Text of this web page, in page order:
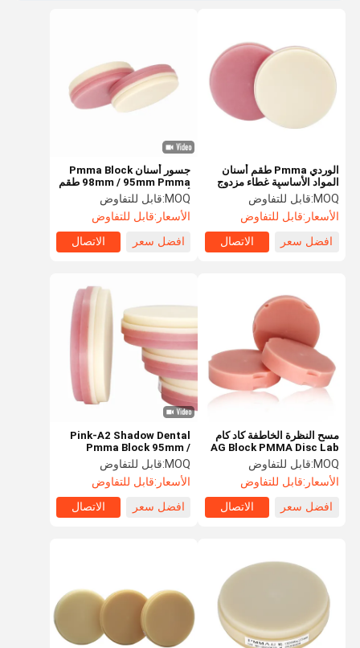
الوردي Pmma طقم أسنان
المواد الأساسية غطاء مزدوج
PMMA تاج الأسنان
MOQ: قابل للتفاوض
الأسعار:قابل للتفاوض
افضل سعر
الاتصال
جسور أسنان Pmma Block
98mm / 95mm Pmma طقم
أسنان وردي- A2
MOQ: قابل للتفاوض
الأسعار:قابل للتفاوض
افضل سعر
الاتصال
مسح النظرة الخاطفة كاد كام
AG Block PMMA Disc Lab
Material 98mm / 95mm
MOQ: قابل للتفاوض
الأسعار:قابل للتفاوض
افضل سعر
الاتصال
Pink-A2 Shadow Dental
Pmma Block 95mm /
98mm Pmma تاج مؤقت
MOQ: قابل للتفاوض
الأسعار:قابل للتفاوض
افضل سعر
الاتصال